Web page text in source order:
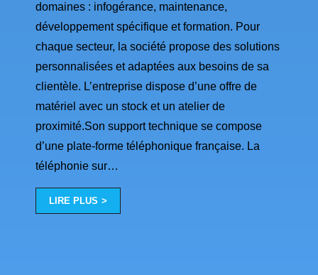
domaines : infogérance, maintenance,
développement spécifique et formation. Pour
chaque secteur, la société propose des solutions
personnalisées et adaptées aux besoins de sa
clientèle. L’entreprise dispose d’une offre de
matériel avec un stock et un atelier de
proximité.Son support technique se compose
d’une plate-forme téléphonique française. La
téléphonie sur…
LIRE PLUS